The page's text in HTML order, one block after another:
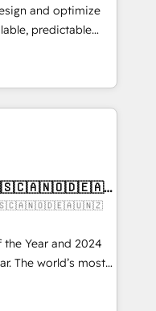
and optimize
predictable
RevOps
execution - building
need to
Managed IT (MSP) -
and portal
CRM architecture,
integrations
adoption
through the
the Year and 2024
The world’s most